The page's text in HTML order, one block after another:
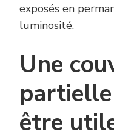
exposés en
luminosité.
Une
être